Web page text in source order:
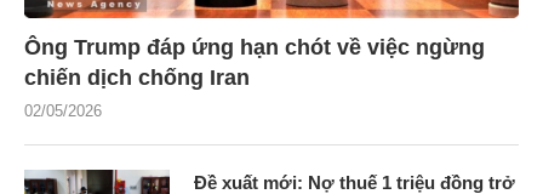
Ông Trump đáp ứng hạn chót về việc ngừng
chiến dịch chống Iran
02/05/2026
Đề xuất mới: Nợ thuế 1 triệu đồng trở